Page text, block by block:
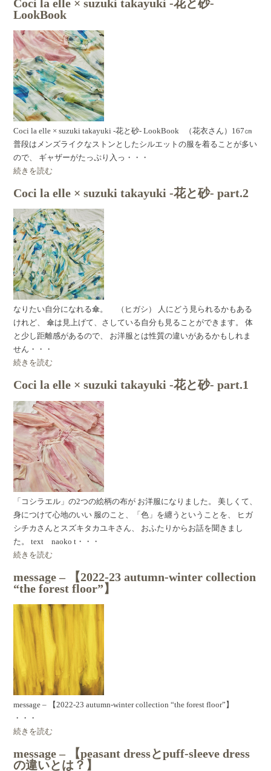
Coci la elle × suzuki takayuki -花と砂-
LookBook
Coci la elle × suzuki takayuki -花と砂- LookBook （花衣さん）167㎝
普段はメンズライクなストンとしたシルエットの服を着ることが多い
ので、 ギャザーがたっぷり入っ・・・
続きを読む
Coci la elle × suzuki takayuki -花と砂- part.2
なりたい自分になれる傘。 （ヒガシ） 人にどう見られるかもある
けれど、 傘は見上げて、さしている自分も見ることができます。 体
と少し距離感があるので、 お洋服とは性質の違いがあるかもしれま
せん・・・
続きを読む
Coci la elle × suzuki takayuki -花と砂- part.1
「コシラエル」の2つの絵柄の布が お洋服になりました。 美しくて、
身につけて心地のいい 服のこと、「色」を纏うということを、 ヒガ
シチカさんとスズキタカユキさん、 おふたりからお話を聞きまし
た。 text naoko t・・・
続きを読む
message – 【2022-23 autumn-winter collection
“the forest floor”】
message – 【2022-23 autumn-winter collection “the forest floor”】
・・・
続きを読む
message – 【peasant dressとpuff-sleeve dress
の違いとは？】